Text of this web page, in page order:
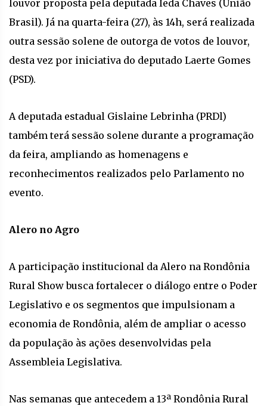
louvor proposta pela deputada Ieda Chaves (União
Brasil). Já na quarta-feira (27), às 14h, será realizada
outra sessão solene de outorga de votos de louvor,
desta vez por iniciativa do deputado Laerte Gomes
(PSD).
A deputada estadual Gislaine Lebrinha (PRDl)
também terá sessão solene durante a programação
da feira, ampliando as homenagens e
reconhecimentos realizados pelo Parlamento no
evento.
Alero no Agro
A participação institucional da Alero na Rondônia
Rural Show busca fortalecer o diálogo entre o Poder
Legislativo e os segmentos que impulsionam a
economia de Rondônia, além de ampliar o acesso
da população às ações desenvolvidas pela
Assembleia Legislativa.
Nas semanas que antecedem a 13ª Rondônia Rural